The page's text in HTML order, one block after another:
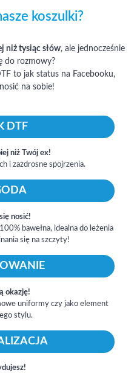
koszulki?
niż tysiąc słów, ale jednocześnie
do rozmowy?
to jak status na Facebooku,
na sobie!
DTF
niż Twój ex!
i zazdrosne spojrzenia.
nosić!
bawełna, idealna do leżenia
się na szczyty!
okazję!
uniformy czy jako element
stylu.